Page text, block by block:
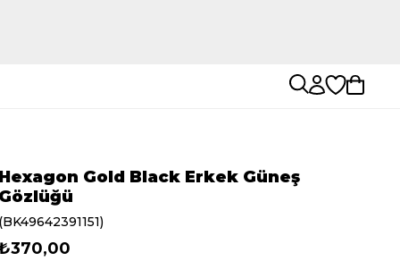
Hexagon Gold Black Erkek Güneş
Gözlüğü
(BK49642391151)